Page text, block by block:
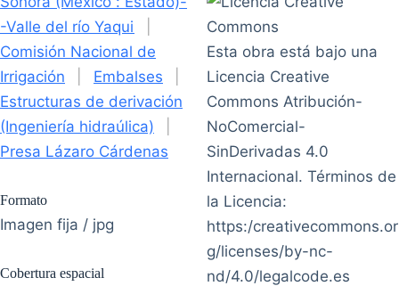
-Valle del río Yaqui
Comisión Nacional de
Irrigación
Embalses
Estructuras de derivación
(Ingeniería hidraúlica)
Presa Lázaro Cárdenas
Formato
Imagen fija / jpg
Cobertura espacial
Esta obra está bajo una
Licencia Creative
Commons Atribución-
NoComercial-
SinDerivadas 4.0
Internacional. Términos de
la Licencia:
https:/creativecommons.or
g/licenses/by-nc-
nd/4.0/legalcode.es